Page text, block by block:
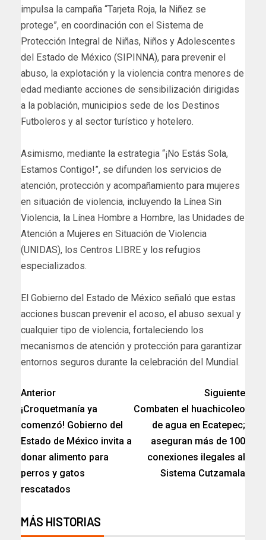
impulsa la campaña “Tarjeta Roja, la Niñez se
protege”, en coordinación con el Sistema de
Protección Integral de Niñas, Niños y Adolescentes
del Estado de México (SIPINNA), para prevenir el
abuso, la explotación y la violencia contra menores de
edad mediante acciones de sensibilización dirigidas
a la población, municipios sede de los Destinos
Futboleros y al sector turístico y hotelero.
Asimismo, mediante la estrategia “¡No Estás Sola,
Estamos Contigo!”, se difunden los servicios de
atención, protección y acompañamiento para mujeres
en situación de violencia, incluyendo la Línea Sin
Violencia, la Línea Hombre a Hombre, las Unidades de
Atención a Mujeres en Situación de Violencia
(UNIDAS), los Centros LIBRE y los refugios
especializados.
El Gobierno del Estado de México señaló que estas
acciones buscan prevenir el acoso, el abuso sexual y
cualquier tipo de violencia, fortaleciendo los
mecanismos de atención y protección para garantizar
entornos seguros durante la celebración del Mundial.
Anterior
¡Croquetmanía ya
comenzó! Gobierno del
Estado de México invita a
donar alimento para
perros y gatos
rescatados
Siguiente
Combaten el huachicoleo
de agua en Ecatepec;
aseguran más de 100
conexiones ilegales al
Sistema Cutzamala
MÁS HISTORIAS